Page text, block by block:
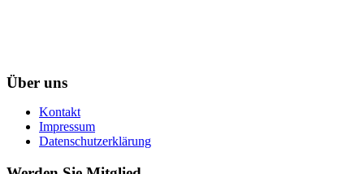
Über uns
Kontakt
Impressum
Datenschutzerklärung